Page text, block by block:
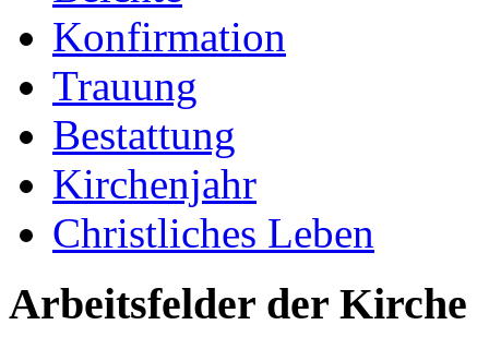
Konfirmation
Trauung
Bestattung
Kirchenjahr
Christliches Leben
Arbeitsfelder der Kirche